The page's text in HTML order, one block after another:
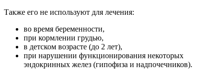
Также его не используют для лечения:
во время беременности,
при кормлении грудью,
в детском возрасте (до 2 лет),
при нарушении функционирования некоторых
эндокринных желез (гипофиза и надпочечников).